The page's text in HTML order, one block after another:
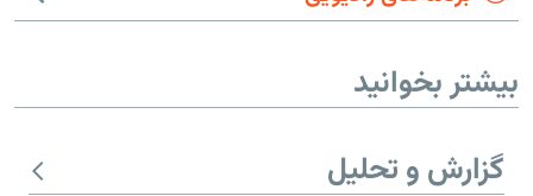
بیشتر بخوانید
گزارش و تحلیل